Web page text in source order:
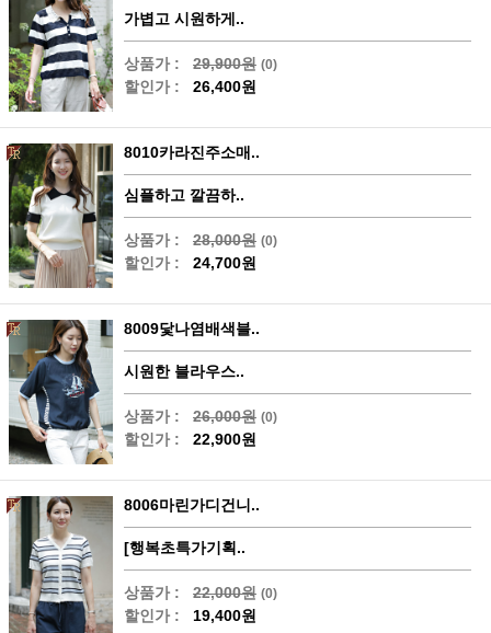
가볍고 시원하게..
상품가 : 29,900원 (0)
할인가 : 26,400원
8010카라진주소매..
심플하고 깔끔하..
상품가 : 28,000원 (0)
할인가 : 24,700원
8009닻나염배색블..
시원한 블라우스..
상품가 : 26,000원 (0)
할인가 : 22,900원
8006마린가디건니..
[행복초특가기획..
상품가 : 22,000원 (0)
할인가 : 19,400원